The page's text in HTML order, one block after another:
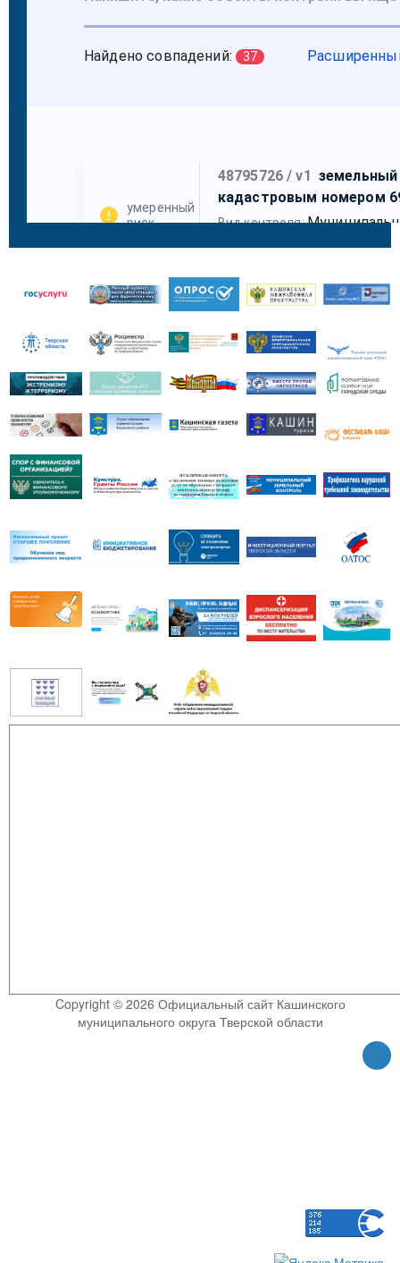
Copyright © 2026 Официальный сайт Кашинского
муниципального округа Тверской области